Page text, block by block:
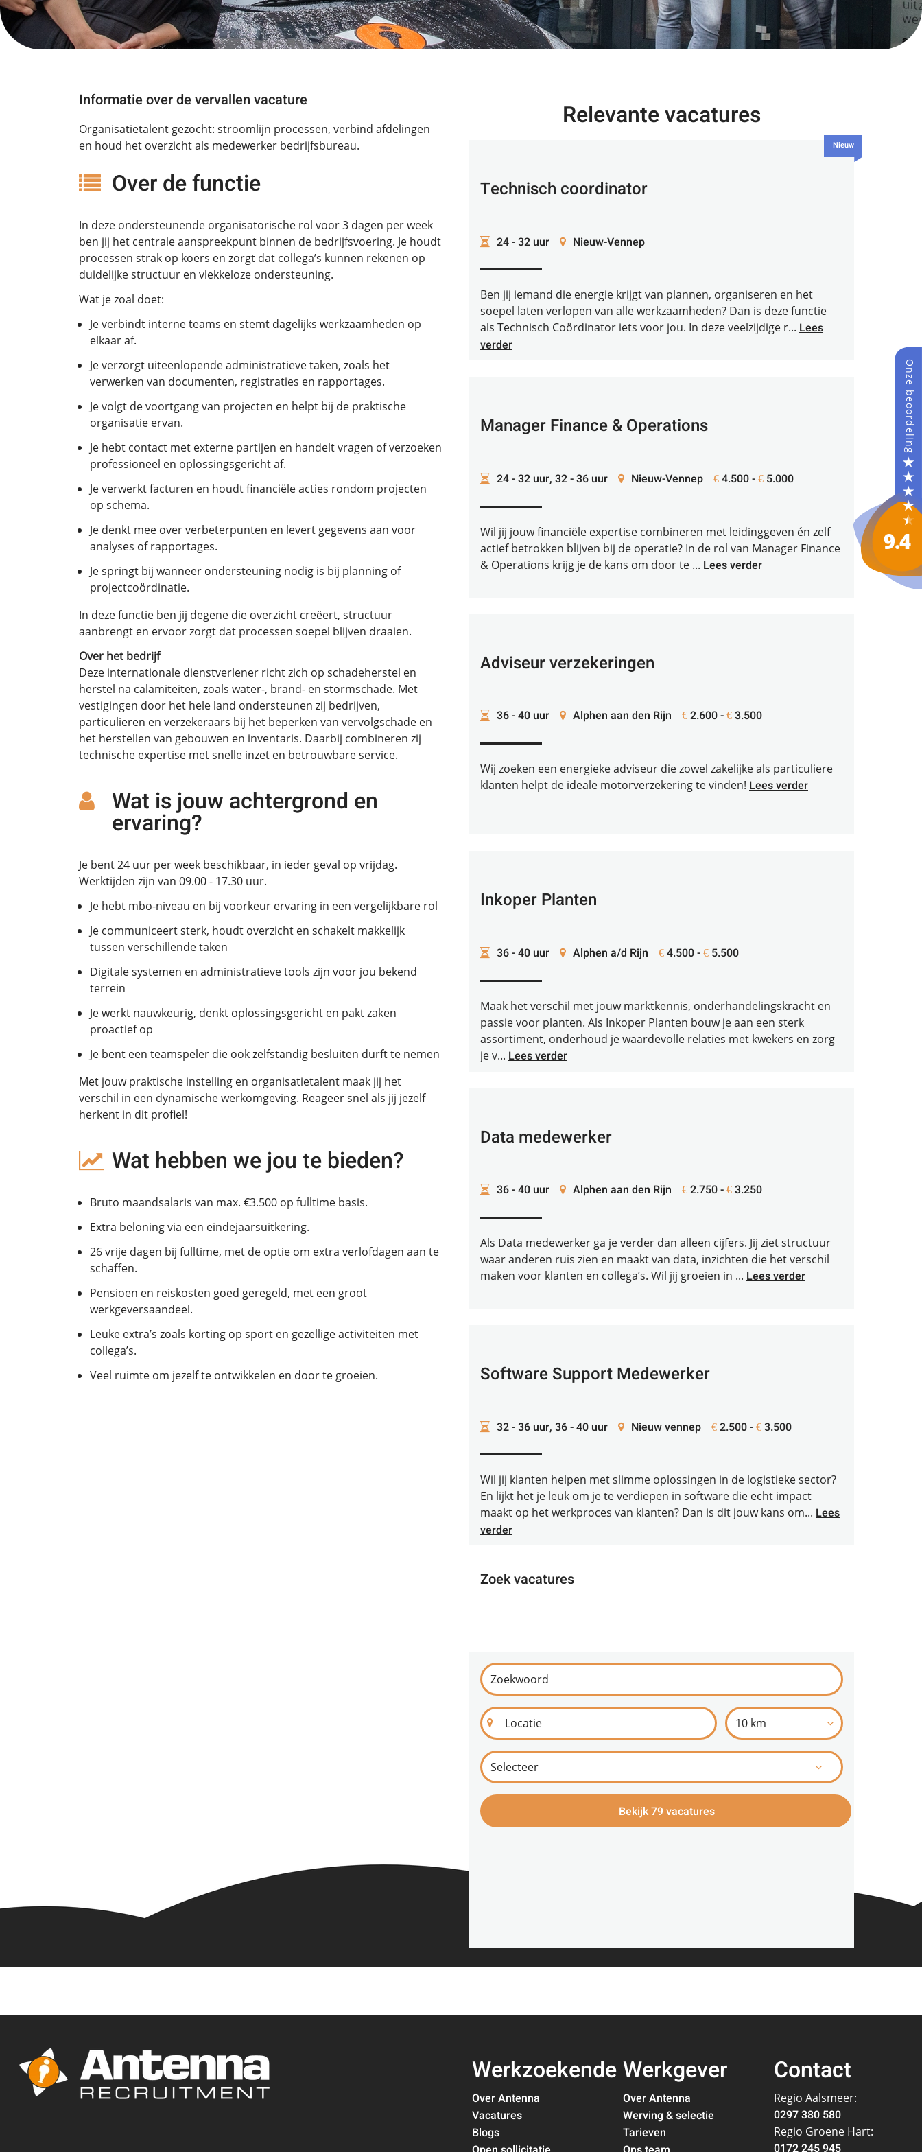
Informatie over de vervallen vacature
Organisatietalent gezocht: stroomlijn processen, verbind afdelingen
en houd het overzicht als medewerker bedrijfsbureau.
Over de functie
In deze ondersteunende organisatorische rol voor 3 dagen per week
ben jij het centrale aanspreekpunt binnen de bedrijfsvoering. Je houdt
processen strak op koers en zorgt dat collega’s kunnen rekenen op
duidelijke structuur en vlekkeloze ondersteuning.
Wat je zoal doet:
Je verbindt interne teams en stemt dagelijks werkzaamheden op
elkaar af.
Je verzorgt uiteenlopende administratieve taken, zoals het
verwerken van documenten, registraties en rapportages.
Je volgt de voortgang van projecten en helpt bij de praktische
organisatie ervan.
Je hebt contact met externe partijen en handelt vragen of verzoeken
professioneel en oplossingsgericht af.
Je verwerkt facturen en houdt financiële acties rondom projecten
op schema.
Je denkt mee over verbeterpunten en levert gegevens aan voor
analyses of rapportages.
Je springt bij wanneer ondersteuning nodig is bij planning of
projectcoördinatie.
In deze functie ben jij degene die overzicht creëert, structuur
aanbrengt en ervoor zorgt dat processen soepel blijven draaien.
Over het bedrijf
Deze internationale dienstverlener richt zich op schadeherstel en
herstel na calamiteiten, zoals water-, brand- en stormschade. Met
vestigingen door het hele land ondersteunen zij bedrijven,
particulieren en verzekeraars bij het beperken van vervolgschade en
het herstellen van gebouwen en inventaris. Daarbij combineren zij
technische expertise met snelle inzet en betrouwbare service.
Wat is jouw achtergrond en
ervaring?
Je bent 24 uur per week beschikbaar, in ieder geval op vrijdag.
Werktijden zijn van 09.00 - 17.30 uur.
Je hebt mbo-niveau en bij voorkeur ervaring in een vergelijkbare rol
Je communiceert sterk, houdt overzicht en schakelt makkelijk
tussen verschillende taken
Digitale systemen en administratieve tools zijn voor jou bekend
terrein
Je werkt nauwkeurig, denkt oplossingsgericht en pakt zaken
proactief op
Je bent een teamspeler die ook zelfstandig besluiten durft te nemen
Met jouw praktische instelling en organisatietalent maak jij het
verschil in een dynamische werkomgeving. Reageer snel als jij jezelf
herkent in dit profiel!
Wat hebben we jou te bieden?
Bruto maandsalaris van max. €3.500 op fulltime basis.
Extra beloning via een eindejaarsuitkering.
26 vrije dagen bij fulltime, met de optie om extra verlofdagen aan te
schaffen.
Pensioen en reiskosten goed geregeld, met een groot
werkgeversaandeel.
Leuke extra’s zoals korting op sport en gezellige activiteiten met
collega’s.
Veel ruimte om jezelf te ontwikkelen en door te groeien.
Relevante vacatures
Technisch coordinator
24 - 32 uur Nieuw-Vennep
Ben jij iemand die energie krijgt van plannen, organiseren en het
soepel laten verlopen van alle werkzaamheden? Dan is deze functie
als Technisch Coördinator iets voor jou. In deze veelzijdige r... Lees
verder
Nieuw
Manager Finance & Operations
24 - 32 uur, 32 - 36 uur Nieuw-Vennep € 4.500 - € 5.000
Wil jij jouw financiële expertise combineren met leidinggeven én zelf
actief betrokken blijven bij de operatie? In de rol van Manager Finance
& Operations krijg je de kans om door te ... Lees verder
Adviseur verzekeringen
36 - 40 uur Alphen aan den Rijn € 2.600 - € 3.500
Wij zoeken een energieke adviseur die zowel zakelijke als particuliere
klanten helpt de ideale motorverzekering te vinden! Lees verder
Inkoper Planten
36 - 40 uur Alphen a/d Rijn € 4.500 - € 5.500
Maak het verschil met jouw marktkennis, onderhandelingskracht en
passie voor planten. Als Inkoper Planten bouw je aan een sterk
assortiment, onderhoud je waardevolle relaties met kwekers en zorg
je v... Lees verder
Data medewerker
36 - 40 uur Alphen aan den Rijn € 2.750 - € 3.250
Als Data medewerker ga je verder dan alleen cijfers. Jij ziet structuur
waar anderen ruis zien en maakt van data, inzichten die het verschil
maken voor klanten en collega’s. Wil jij groeien in ... Lees verder
Software Support Medewerker
32 - 36 uur, 36 - 40 uur Nieuw vennep € 2.500 - € 3.500
Wil jij klanten helpen met slimme oplossingen in de logistieke sector?
En lijkt het je leuk om je te verdiepen in software die echt impact
maakt op het werkproces van klanten? Dan is dit jouw kans om... Lees
verder
Zoek vacatures
10 km
Bekijk 79 vacatures
Werkzoekende
Over Antenna
Vacatures
Blogs
Werkgever
Over Antenna
Werving & selectie
Tarieven
Contact
Regio Aalsmeer:
0297 380 580
Regio Groene Hart:
0172 245 945